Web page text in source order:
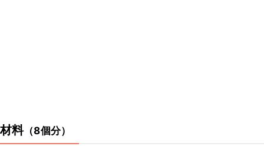
材料（8個分）